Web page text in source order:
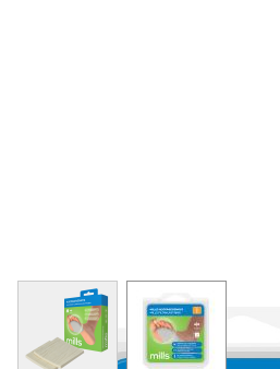
View larger imageView larger